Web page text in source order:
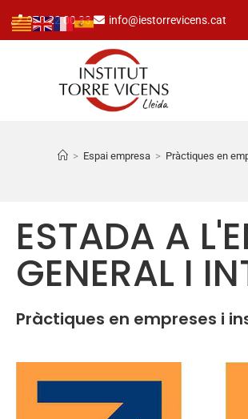
973 22 00 33 info@iestorrevicens.cat
> Espai empresa > Pràctiques en
ESTADA A
GENERAL I
Pràctiques en empreses i